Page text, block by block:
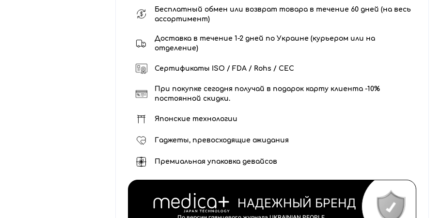
Бесплатный обмен или возврат товара в течение 60 дней (на весь
ассортимент)
Доставка в течение 1-2 дней по Украине (курьером или на
отделение)
Сертификаты ISO / FDA / Rohs / CEC
При покупке сегодня получай в подарок карту клиента -10%
постоянной скидки.
Японские технологии
Гаджеты, превосходящие ожидания
Премиальная упаковка девайсов
НАДЕЖНЫЙ БРЕНД